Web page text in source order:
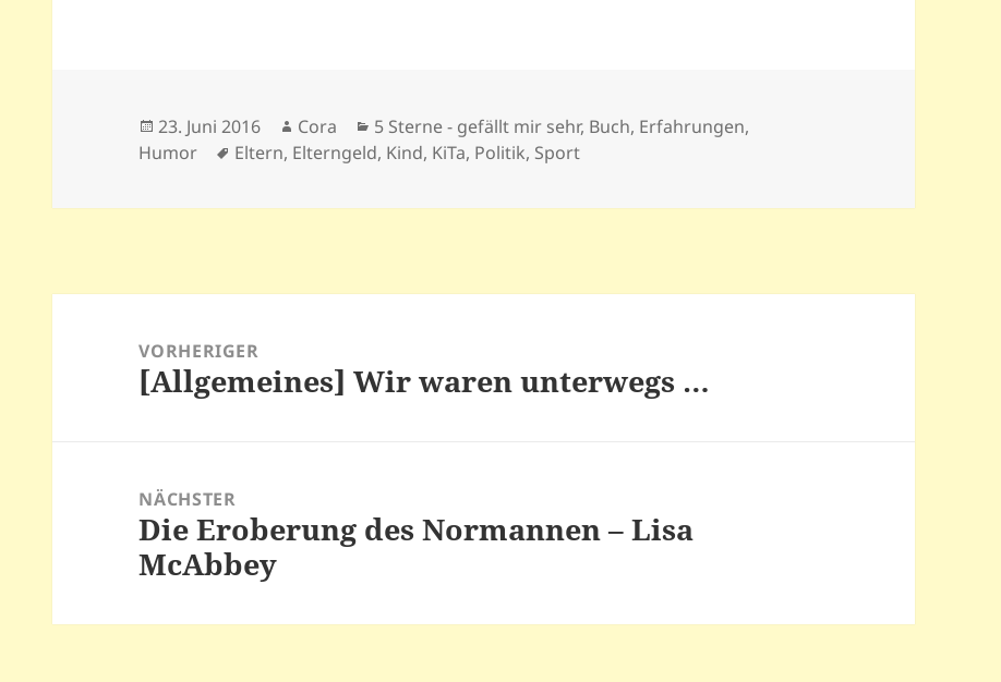
Veröffentlicht
am
23. Juni 2016 Autor
Cora Kategorien
5 Sterne - gefällt mir sehr, Buch, Erfahrungen,
Humor
Schlagwörter
Eltern, Elterngeld, Kind, KiTa, Politik, Sport
VORHERIGER
Vorheriger
[Allgemeines] Wir waren unterwegs …
NÄCHSTER
Nächster
Beitrag:
Die Eroberung des Normannen – Lisa
McAbbey